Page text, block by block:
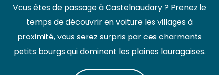
Vous êtes de passage à Castelnaudary ? Prenez le
temps de découvrir en voiture les villages à
proximité, vous serez surpris par ces charmants
petits bourgs qui dominent les plaines lauragaises.